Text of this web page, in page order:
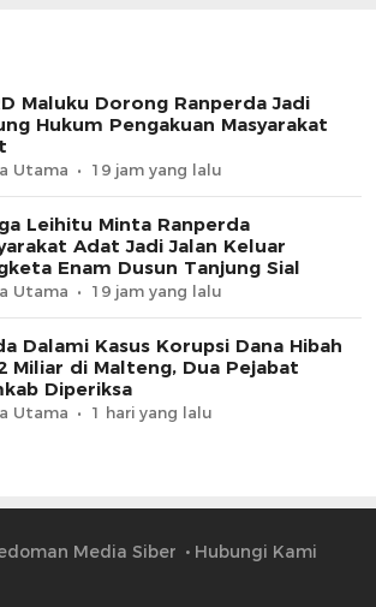
Maluku Dorong Ranperda Jadi
Hukum Pengakuan Masyarakat
Utama 19 jam yang lalu
Leihitu Minta Ranperda
Adat Jadi Jalan Keluar
Enam Dusun Tanjung Sial
Utama 19 jam yang lalu
Dalami Kasus Korupsi Dana Hibah
Miliar di Malteng, Dua Pejabat
Diperiksa
Utama 1 hari yang lalu
Media Siber Hubungi Kami